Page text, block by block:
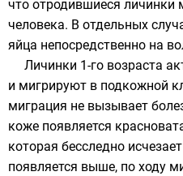
что отродившиеся личинки
человека. В отдельных
яйца непосредственно на
Личинки 1-го возраста
и мигрируют в подкожной
миграция не вызывает
коже появляется
которая бесследно
появляется выше, по ходу